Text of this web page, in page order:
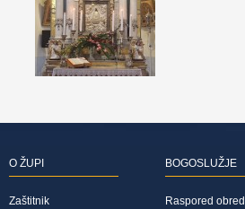
O ŽUPI
Zaštitnik
BOGOSLUŽJE
Raspored